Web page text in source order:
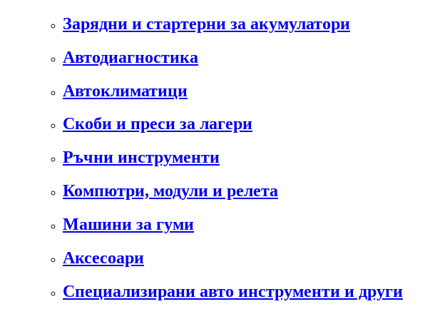
Зарядни и стартерни за акумулатори
Автодиагностика
Автоклиматици
Скоби и преси за лагери
Ръчни инструменти
Компютри, модули и релета
Машини за гуми
Аксесоари
Специализирани авто инструменти и други